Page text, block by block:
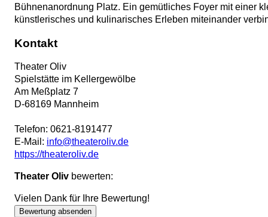
Bühnenanordnung Platz. Ein gemütliches Foyer mit einer
künstlerisches und kulinarisches Erleben miteinander
Kontakt
Theater Oliv
Spielstätte im Kellergewölbe
Am Meßplatz 7
D-68169 Mannheim
Telefon: 0621-8191477
E-Mail: info@theateroliv.de
https://theateroliv.de
Theater Oliv bewerten:
Vielen Dank für Ihre Bewertung!
Bewertung absenden